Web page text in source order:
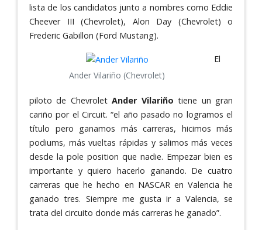
lista de los candidatos junto a nombres como Eddie
Cheever III (Chevrolet), Alon Day (Chevrolet) o
Frederic Gabillon (Ford Mustang).
Ander Vilariño (Chevrolet)
El
piloto de ChevroletAnder Vilariño tiene un gran
cariño por el Circuit. “el año pasado no logramos el
título pero ganamos más carreras, hicimos más
podiums, más vueltas rápidas y salimos más veces
desde la pole position que nadie. Empezar bien es
importante y quiero hacerlo ganando. De cuatro
carreras que he hecho en NASCAR en Valencia he
ganado tres. Siempre me gusta ir a Valencia, se
trata del circuito donde más carreras he ganado”.